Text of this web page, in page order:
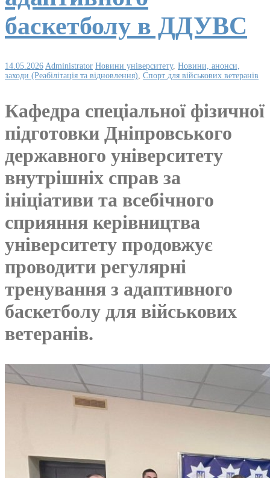
баскетболу в ДДУВС
14.05.2026 Administrator Новини університету, Новини, анонси,
заходи (Реабілітація та відновлення), Спорт для військових ветеранів
Кафедра спеціальної фізичної
підготовки Дніпровського
державного університету
внутрішніх справ за
ініціативи та всебічного
сприяння керівництва
університету продовжує
проводити регулярні
тренування з адаптивного
баскетболу для військових
ветеранів.